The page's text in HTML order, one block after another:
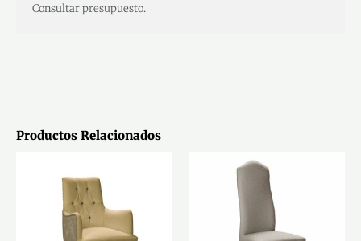
Consultar presupuesto.
Productos Relacionados